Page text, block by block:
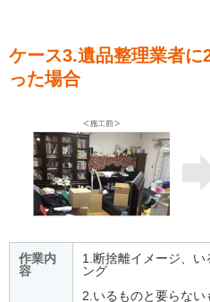
ケース3.遺品整理業者に
った場合
作業内
容
1.断捨離イメージ、い
ング
2.いるものと要らない